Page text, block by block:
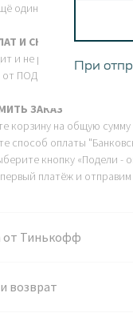
один способ оплаты:
И СКРЫТЫХ УСЛОВИЙ
и не рассрочка: вы
ПОДЕЛИ-заказа так же
ЗАКАЗ
корзину на общую сумму
способ оплаты
кнопку «Подели -
платёж и
от Тинькофф
возврат
При